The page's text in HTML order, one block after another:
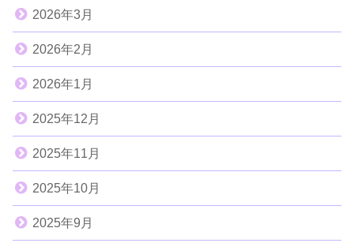
2026年3月
2026年2月
2026年1月
2025年12月
2025年11月
2025年10月
2025年9月